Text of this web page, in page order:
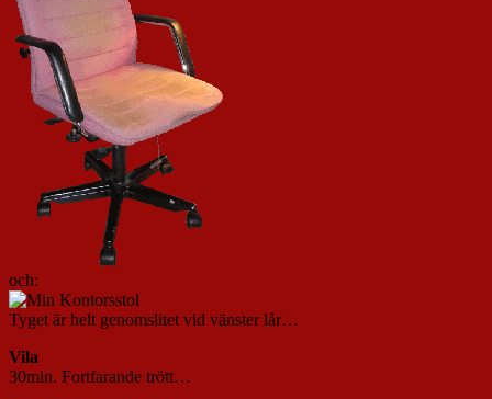
och:
Tyget är helt genomslitet vid vänster lår…
Vila
30min. Fortfarande trött…